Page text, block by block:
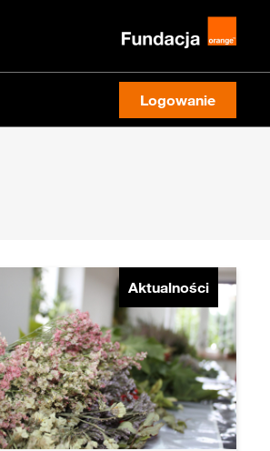
Logowanie
Aktualności